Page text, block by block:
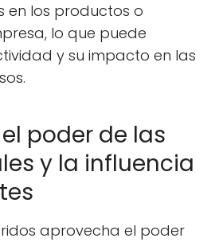
en los productos o
lo que puede
y su impacto en las
poder de las
y la influencia
aprovecha el poder